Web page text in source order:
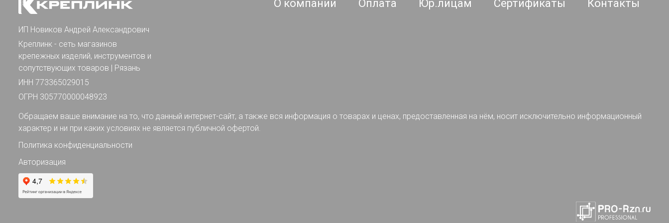
ИП Новиков Андрей Александрович
Креплинк - сеть магазинов
крепежных изделий, инструментов и
сопутствующих товаров | Рязань
ИНН 773365029015
ОГРН 305770000048923
О компании Оплата Юр.лицам Сертификаты Контакты
Обращаем ваше внимание на то, что данный интернет-сайт, а также вся информация о товарах и ценах, предоставленная на нём, носит исключительно информационный
характер и ни при каких условиях не является публичной офертой.
Политика конфиденциальности
Авторизация